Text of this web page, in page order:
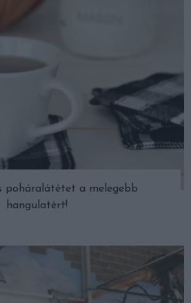
poháralátétet a melegebb
hangulatért!